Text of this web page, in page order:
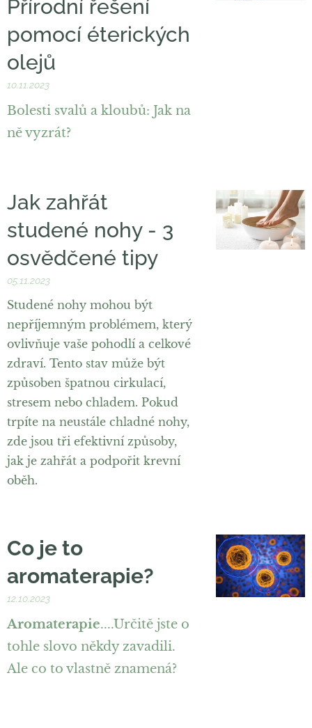
Přírodní řešení
pomocí éterických
olejů
10.11.2023
Bolesti svalů a kloubů: Jak na
ně vyzrát?
Jak zahřát
studené nohy - 3
osvědčené tipy
05.11.2023
Studené nohy mohou být
nepříjemným problémem, který
ovlivňuje vaše pohodlí a celkové
zdraví. Tento stav může být
způsoben špatnou cirkulací,
stresem nebo chladem. Pokud
trpíte na neustále chladné nohy,
zde jsou tři efektivní způsoby,
jak je zahřát a podpořit krevní
oběh.
Co je to
aromaterapie?
12.10.2023
Aromaterapie....Určitě jste o
tohle slovo někdy zavadili.
Ale co to vlastně znamená?